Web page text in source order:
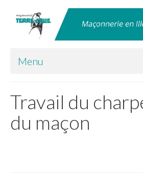
Menu
Travail du
du maçon